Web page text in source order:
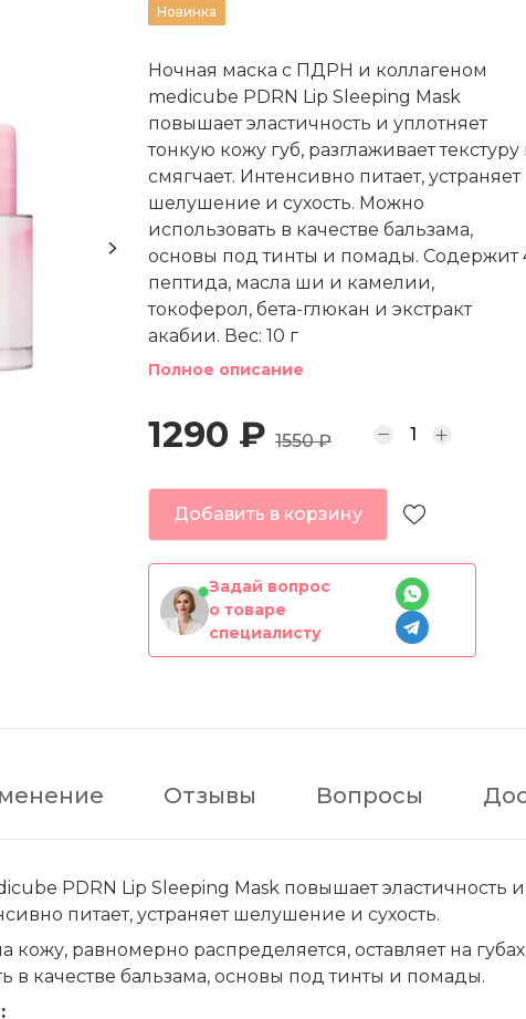
Новинка
Ночная маска с ПДРН и коллагеном
medicube PDRN Lip Sleeping Mask
повышает эластичность и уплотняет
тонкую кожу губ, разглаживает текстуру
смягчает. Интенсивно питает, устраняет
шелушение и сухость. Можно
использовать в качестве бальзама,
основы под тинты и помады. Содержит
пептида, масла ши и камелии,
токоферол, бета-глюкан и экстракт
акабии. Вес: 10 г
Полное описание
1290 ₽ 1550 ₽
Добавить в корзину
Задай вопрос
о товаре
специалисту
Отзывы Вопросы
PDRN Lip Sleeping Mask повышает эластичность и
питает, устраняет шелушение и сухость.
кожу, равномерно распределяется, оставляет на
в качестве бальзама, основы под тинты и помады.